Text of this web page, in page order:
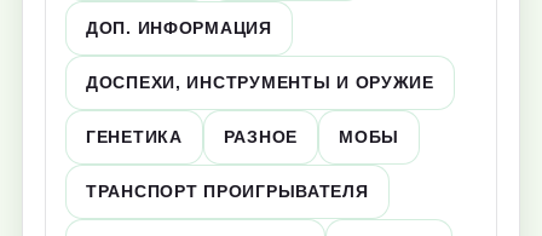
ДОП. ИНФОРМАЦИЯ
ДОСПЕХИ, ИНСТРУМЕНТЫ И ОРУЖИЕ
ГЕНЕТИКА РАЗНОЕ МОБЫ
ТРАНСПОРТ ПРОИГРЫВАТЕЛЯ